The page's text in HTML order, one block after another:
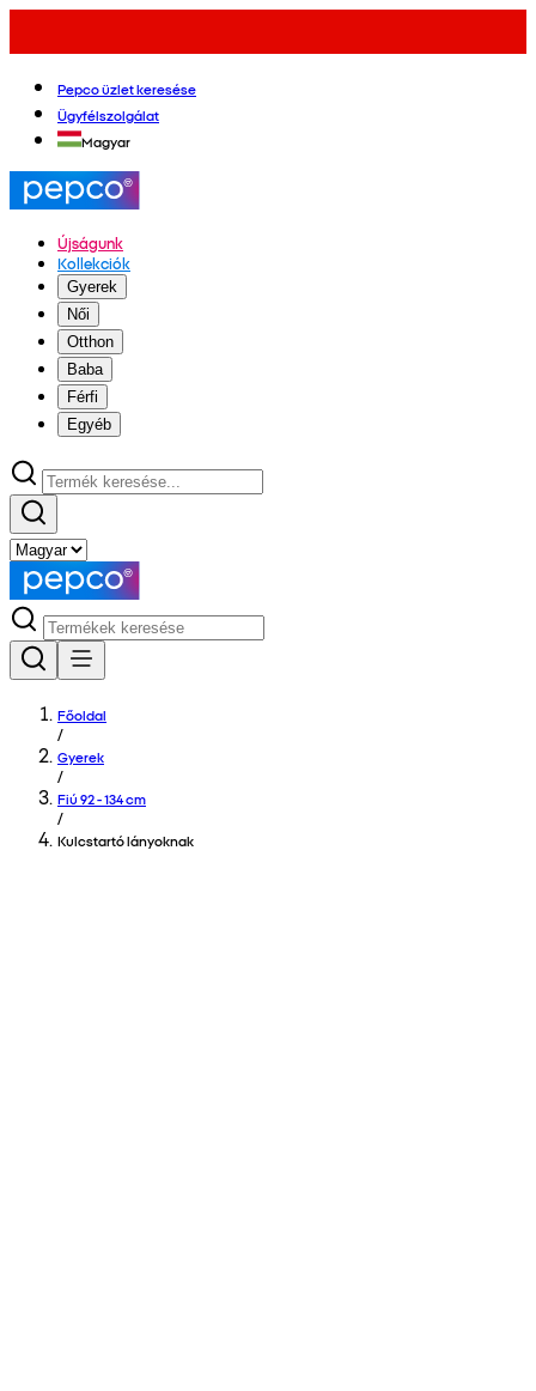
Pepco üzlet keresése
Ügyfélszolgálat
Magyar
Újságunk
Kollekciók
Gyerek
Női
Otthon
Baba
Férfi
Egyéb
Főoldal
/
Gyerek
/
Fiú 92 - 134 cm
/
Kulcstartó lányoknak